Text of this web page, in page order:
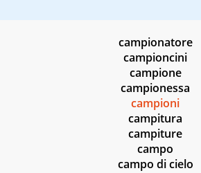
campionatore
campioncini
campione
campionessa
campioni
campitura
campiture
campo
campo di cielo